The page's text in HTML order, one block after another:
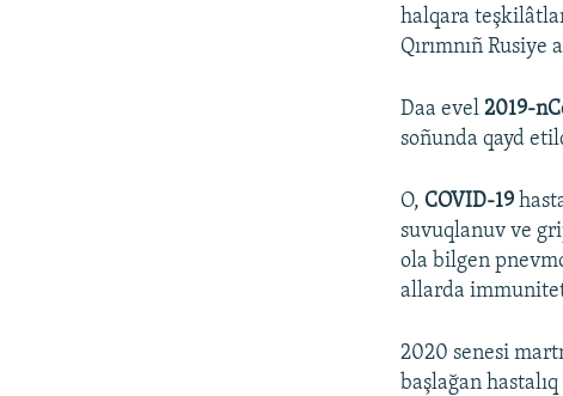
halqara
Qırımnıñ
Daa evel2019-
soñunda qayd
O, COVID-19
suvuqlanuv ve
ola bilgen
allarda immunitet
2020 senesi
başlağan hastalıq